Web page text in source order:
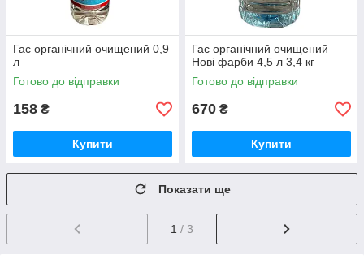
Гас органічний очищений 0,9
л
Готово до відправки
158 ₴
Купити
Гас органічний очищений
Нові фарби 4,5 л 3,4 кг
Готово до відправки
670 ₴
Купити
Показати ще
1 / 3